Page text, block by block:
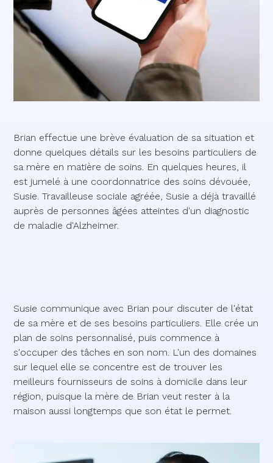
Brian effectue une brève évaluation de sa situation et
donne quelques détails sur les besoins particuliers de
sa mère en matière de soins. En quelques heures, il
est jumelé à une coordonnatrice des soins dévouée,
Susie. Travailleuse sociale agréée, Susie a déjà travaillé
auprès de personnes âgées atteintes d'un diagnostic
de maladie d'Alzheimer.
Susie communique avec Brian pour discuter de l'état
de sa mère et de ses besoins particuliers. Elle crée un
plan de soins personnalisé, puis commence à
s'occuper des tâches en son nom. L'un des domaines
sur lequel elle se concentre est de trouver les
meilleurs fournisseurs de soins à domicile dans leur
région, puisque la mère de Brian veut rester à la
maison aussi longtemps que son état le permet.